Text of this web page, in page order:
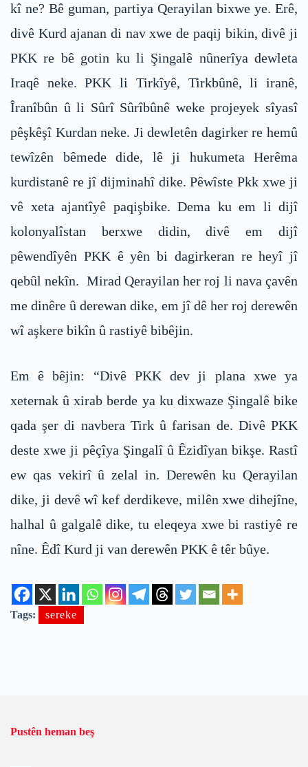
kî ne? Bê guman, partiya Qerayilan bixwe ye. Erê,
divê Kurd ajanan di nav xwe de paqij bikin, divê ji
PKK re bê gotin ku li Şingalê nûnerîya dewleta
Iraqê neke. PKK li Tirkîyê, Tirkbûnê, li iranê,
Îranîbûn û li Sûrî Sûrîbûnê weke projeyek sîyasî
pêşkêşî Kurdan neke. Ji dewletên dagirker re hemû
tewîzên bêmede dide, lê ji hukumeta Herêma
kurdistanê re jî dijminahî dike. Pêwîste Pkk xwe ji
vê xeta ajantîyê paqişbike. Dema ku em li dijî
kolonyalîstan berxwe didin, divê em dijî
pêwendîyên PKK ê yên bi dagirkeran re heyî jî
qebûl nekîn. Mirad Qerayilan her roj li nava çavên
me dinêre û derewan dike, em jî dê her roj derewên
wî aşkere bikîn û rastiyê bibêjin.
Em ê bêjin: “Divê PKK dev ji plana xwe ya
xeternak û xirab berde ya ku dixwaze Şingalê bike
qada şer di navbera Tirk û farisan de. Divê PKK
deste xwe ji pêçîya Şingalî û Êzidîyan bikşe. Rastî
ew qas vekirî û zelal in. Derewên ku Qerayilan
dike, ji devê wî kef derdikeve, milên xwe dihejîne,
halhal û galgalê dike, tu eleqeya xwe bi rastiyê re
nîne. Êdî Kurd ji van derewên PKK ê têr bûye.
Tags: sereke
Pustên heman beş